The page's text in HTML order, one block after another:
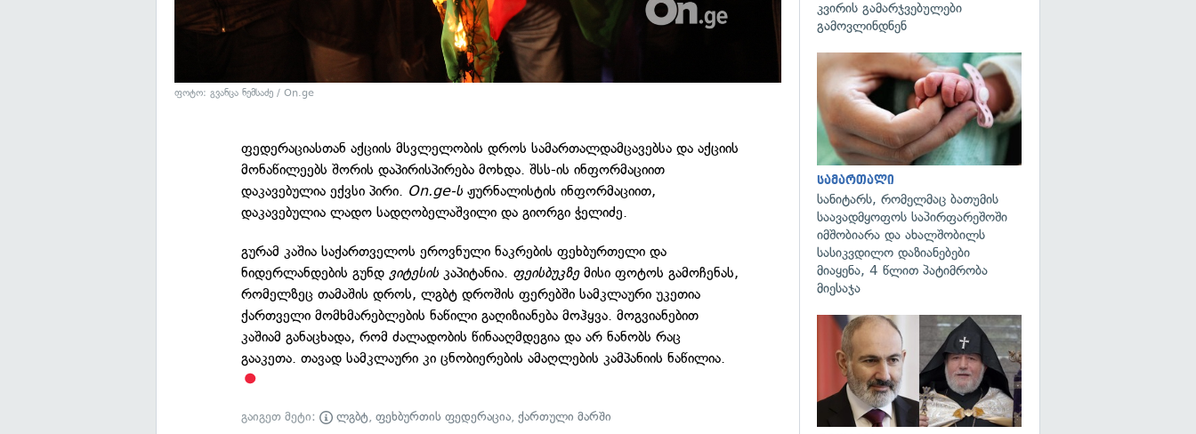
ფოტო: გვანცა ნემსაძე / On.ge
ფედერაციასთან აქციის მსვლელობის დროს სამართალდამცავებსა და აქციის
მონაწილეებს შორის დაპირისპირება მოხდა. შსს-ის ინფორმაციით
დაკავებულია ექვსი პირი. On.ge-სჟურნალისტის ინფორმაციით,
დაკავებულია ლადო სადღობელაშვილი და გიორგი ჭელიძე.
გურამ კაშია საქართველოს ეროვნული ნაკრების ფეხბურთელი და
ნიდერლანდების გუნდვიტესისკაპიტანია. ფეისბუკზემისი ფოტოს გამოჩენას,
რომელზეც თამაშის დროს, ლგბტ დროშის ფერებში სამკლაური უკეთია
ქართველი მომხმარებლების ნაწილი გაღიზიანება მოჰყვა. მოგვიანებით
კაშიამ განაცხადა, რომ ძალადობის წინააღმდეგია და არ ნანობს რაც
გააკეთა. თავად სამკლაური კი ცნობიერების ამაღლების კამპანიის ნაწილია.
გაიგეთ მეტი: ლგბტ,ფეხბურთის ფედერაცია,ქართული მარში
კვირის გამარჯვებულები
გამოვლინდნენ
სამართალი
სანიტარს, რომელმაც ბათუმის
საავადმყოფოს საპირფარეშოში
იმშობიარა და ახალშობილს
სასიკვდილო დაზიანებები
მიაყენა, 4 წლით პატიმრობა
მიესაჯა